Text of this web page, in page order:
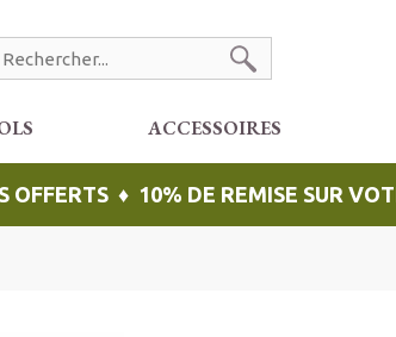
ACCESSOIRES
♦ 10% DE REMISE SUR